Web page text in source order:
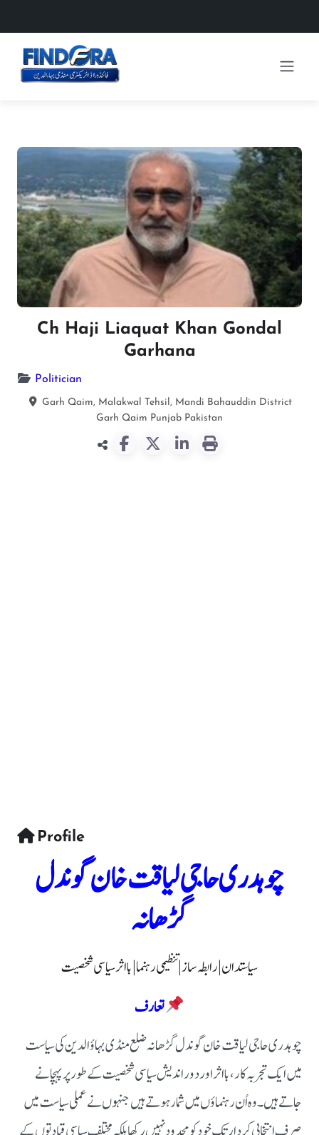
Ch Haji Liaquat Khan Gondal
Garhana
Politician
Garh Qaim, Malakwal Tehsil, Mandi Bahauddin District
Garh Qaim Punjab Pakistan
Profile
چوہدری حاجی لیاقت خان گوندل
گڑھانہ
سیاستدان | رابطہ ساز | تنظیمی رہنما | بااثر سیاسی شخصیت
تعارف
چوہدری حاجی لیاقت خان گوندل گڑھانہ ضلع منڈی بہاؤالدین کی سیاست
میں ایک تجربہ کار، بااثر اور دور اندیش سیاسی شخصیت کے طور پر پہچانے
جاتے ہیں۔ وہ اُن رہنماؤں میں شمار ہوتے ہیں جنہوں نے عملی سیاست میں